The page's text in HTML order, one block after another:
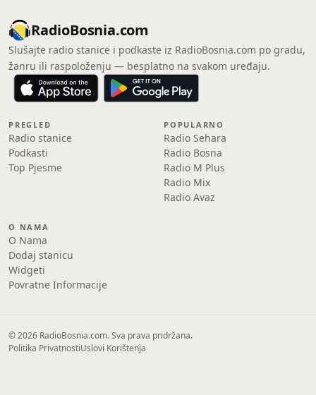
RadioBosnia.com
Slušajte radio stanice i podkaste iz RadioBosnia.com po gradu,
žanru ili raspoloženju — besplatno na svakom uređaju.
PREGLED
Radio stanice
Podkasti
Top Pjesme
POPULARNO
Radio Sehara
Radio Bosna
Radio M Plus
Radio Mix
Radio Avaz
O NAMA
O Nama
Dodaj stanicu
Widgeti
Povratne Informacije
© 2026 RadioBosnia.com. Sva prava pridržana.
Politika PrivatnostiUslovi Korištenja